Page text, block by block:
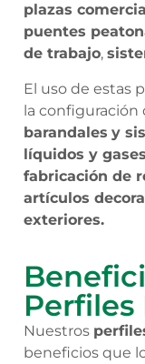
plazas
puentes
de trabajo,
El uso de estas
la configuración
barandales y
líquidos y gases
fabricación de
artículos
exteriores.
Nuestros
beneficios que